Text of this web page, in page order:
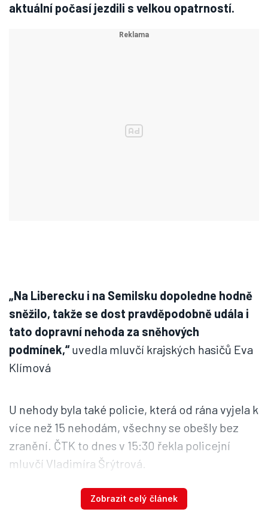
aktuální počasí jezdili s velkou opatrností.
„Na Liberecku i na Semilsku dopoledne hodně
sněžilo, takže se dost pravděpodobně udála i
tato dopravní nehoda za sněhových
podmínek,“uvedla mluvčí krajských hasičů Eva
Klímová
U nehody byla také policie, která od rána vyjela k
více než 15 nehodám, všechny se obešly bez
zranění. ČTK to dnes v 15:30 řekla policejní
mluvčí Vladimíra Šrýtrová.
Zobrazit celý článek